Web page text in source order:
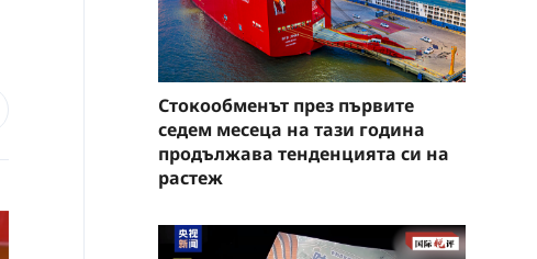
Стокообменът през първите
седем месеца на тази година
продължава тенденцията си на
растеж